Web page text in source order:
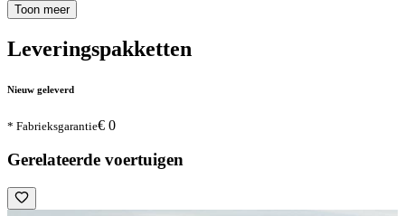
Toon meer
Leveringspakketten
Nieuw geleverd
* Fabrieksgarantie€ 0
Gerelateerde voertuigen